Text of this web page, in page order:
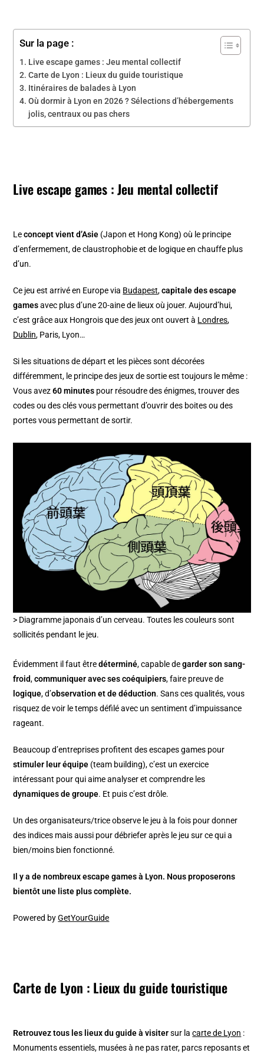
Sur la page :
Live escape games : Jeu mental collectif
Carte de Lyon : Lieux du guide touristique
Itinéraires de balades à Lyon
Où dormir à Lyon en 2026 ? Sélections d’hébergements
jolis, centraux ou pas chers
Live escape games : Jeu mental collectif
Leconcept vient d’Asie (Japon et Hong Kong) où le principe
d’enfermement, de claustrophobie et de logique en chauffe plus
d’un.
Ce jeu est arrivé en Europe via Budapest,capitale des escape
gamesavec plus d’une 20-aine de lieux où jouer. Aujourd’hui,
c’est grâce aux Hongrois que des jeux ont ouvert à Londres,
Dublin, Paris, Lyon…
Si les situations de départ et les pièces sont décorées
différemment, le principe des jeux de sortie est toujours le même :
Vous avez60 minutes pour résoudre des énigmes, trouver des
codes ou des clés vous permettant d’ouvrir des boites ou des
portes vous permettant de sortir.
> Diagramme japonais d’un cerveau. Toutes les couleurs sont
sollicités pendant le jeu.
Évidemment il faut êtredéterminé, capable degarder son sang-
froid,communiquer avec ses coéquipiers, faire preuve de
logique, d’observation et de déduction. Sans ces qualités, vous
risquez de voir le temps défilé avec un sentiment d’impuissance
rageant.
Beaucoup d’entreprises profitent des escapes games pour
stimuler leur équipe (team building), c’est un exercice
intéressant pour qui aime analyser et comprendre les
dynamiques de groupe. Et puis c’est drôle.
Un des organisateurs/trice observe le jeu à la fois pour donner
des indices mais aussi pour débriefer après le jeu sur ce qui a
bien/moins bien fonctionné.
Il y a de nombreux escape games à Lyon. Nous proposerons
bientôt une liste plus complète.
Powered byGetYourGuide
Carte de Lyon : Lieux du guide touristique
Retrouvez tous les lieux du guide à visitersur lacarte de Lyon :
Monuments essentiels, musées à ne pas rater, parcs reposants et